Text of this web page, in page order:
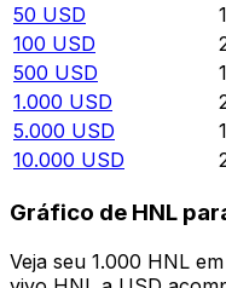
50 USD
100 USD
500 USD
1.000 USD
5.000 USD
10.000 USD
Gráfico de HNL
Veja seu 1.000 HNL